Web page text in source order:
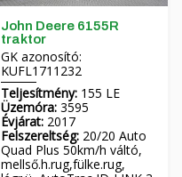
John Deere 6155R
traktor
GK azonosító:
KUFL1711232
Teljesítmény: 155 LE
Üzemóra: 3595
Évjárat: 2017
Felszereltség: 20/20 Auto
Quad Plus 50km/h váltó,
mellső.h.rug,fülke.rug,